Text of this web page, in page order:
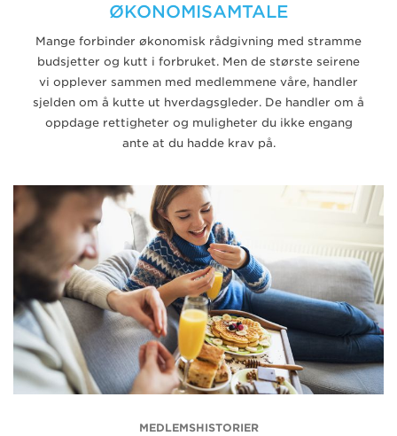
ØKONOMISAMTALE
Mange forbinder økonomisk rådgivning med stramme
budsjetter og kutt i forbruket. Men de største seirene
vi opplever sammen med medlemmene våre, handler
sjelden om å kutte ut hverdagsgleder. De handler om å
oppdage rettigheter og muligheter du ikke engang
ante at du hadde krav på.
MEDLEMSHISTORIER